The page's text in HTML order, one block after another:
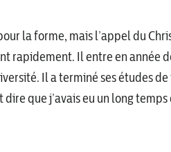
la forme, mais l’appel du
rapidement. Il entre en année
Il a terminé ses études
que j’avais eu un long